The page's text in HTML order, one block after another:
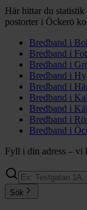
Här hittar du
postorter i Öckerö
Bredband i
Bredband i
Bredband i
Bredband i
Bredband i
Bredband i
Bredband i
Bredband i
Bredband i
Fyll i din adress – vi
Sök